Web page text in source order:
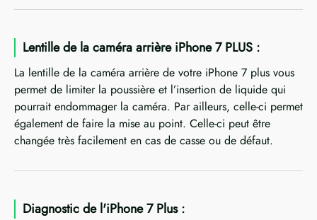
Lentille de la caméra arrière iPhone 7 PLUS :
La lentille de la caméra arrière de votre iPhone 7 plus vous
permet de limiter la poussière et l’insertion de liquide qui
pourrait endommager la caméra. Par ailleurs, celle-ci permet
également de faire la mise au point. Celle-ci peut être
changée très facilement en cas de casse ou de défaut.
Diagnostic de l'iPhone 7 Plus :